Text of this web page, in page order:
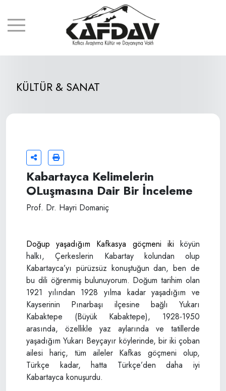
KÜLTÜR & SANAT
Kabartayca Kelimelerin
OLuşmasına Dair Bir İnceleme
Prof. Dr. Hayri Domaniç
Doğup yaşadığım Kafkasya göçmeni iki köyün
halkı, Çerkeslerin Kabartay kolundan olup
Kabartayca’yı pürüzsüz konuştuğun­ dan, ben de
bu dili öğrenmiş bulunuyorum. Doğum tarihim olan
1921 yılından 1928 yı­lma kadar yaşadığım ve
Kayserinin Pınar­başı ilçesine bağlı Yukarı
Kabaktepe (Büyük Kabaktepe), 1928-1950
arasında, özellikle yaz aylarında ve tatillerde
yaşadığım Yukarı Beyçayır köylerinde, bir iki çoban
ailesi ha­riç, tüm aileler Kafkas göçmeni olup,
Türkçe kadar, hatta Türkçe’den daha iyi
Kabartayca konuşurdu.